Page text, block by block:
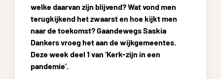
welke daarvan zijn blijvend? Wat vond men
terugkijkend het zwaarst en hoe kijkt men
naar de toekomst? Gaandewegs Saskia
Dankers vroeg het aan de wijkgemeentes.
Deze week deel 1 van ‘Kerk-zijn in een
pandemie’.